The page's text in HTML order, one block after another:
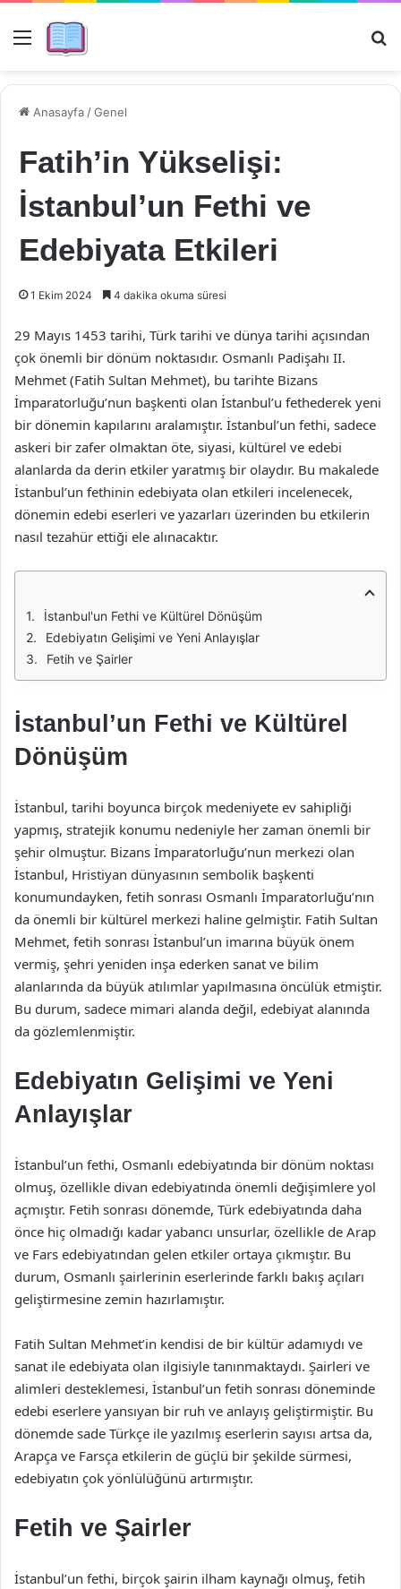
Menü
Anasayfa /Genel
Fatih’in Yükselişi:
İstanbul’un Fethi ve
Edebiyata Etkileri
1 Ekim 2024 4 dakika okuma süresi
29 Mayıs 1453 tarihi, Türk tarihi ve dünya tarihi açısından
çok önemli bir dönüm noktasıdır. Osmanlı Padişahı II.
Mehmet (Fatih Sultan Mehmet), bu tarihte Bizans
İmparatorluğu’nun başkenti olan İstanbul’u fethederek yeni
bir dönemin kapılarını aralamıştır. İstanbul’un fethi, sadece
askeri bir zafer olmaktan öte, siyasi, kültürel ve edebi
alanlarda da derin etkiler yaratmış bir olaydır. Bu makalede
İstanbul’un fethinin edebiyata olan etkileri incelenecek,
dönemin edebi eserleri ve yazarları üzerinden bu etkilerin
nasıl tezahür ettiği ele alınacaktır.
İstanbul'un Fethi ve Kültürel Dönüşüm
Edebiyatın Gelişimi ve Yeni Anlayışlar
Fetih ve Şairler
İstanbul’un Fethi ve Kültürel
Dönüşüm
İstanbul, tarihi boyunca birçok medeniyete ev sahipliği
yapmış, stratejik konumu nedeniyle her zaman önemli bir
şehir olmuştur. Bizans İmparatorluğu’nun merkezi olan
İstanbul, Hristiyan dünyasının sembolik başkenti
konumundayken, fetih sonrası Osmanlı İmparatorluğu’nın
da önemli bir kültürel merkezi haline gelmiştir. Fatih Sultan
Mehmet, fetih sonrası İstanbul’un imarına büyük önem
vermiş, şehri yeniden inşa ederken sanat ve bilim
alanlarında da büyük atılımlar yapılmasına öncülük etmiştir.
Bu durum, sadece mimari alanda değil, edebiyat alanında
da gözlemlenmiştir.
Edebiyatın Gelişimi ve Yeni
Anlayışlar
İstanbul’un fethi, Osmanlı edebiyatında bir dönüm noktası
olmuş, özellikle divan edebiyatında önemli değişimlere yol
açmıştır. Fetih sonrası dönemde, Türk edebiyatında daha
önce hiç olmadığı kadar yabancı unsurlar, özellikle de Arap
ve Fars edebiyatından gelen etkiler ortaya çıkmıştır. Bu
durum, Osmanlı şairlerinin eserlerinde farklı bakış açıları
geliştirmesine zemin hazırlamıştır.
Fatih Sultan Mehmet’in kendisi de bir kültür adamıydı ve
sanat ile edebiyata olan ilgisiyle tanınmaktaydı. Şairleri ve
alimleri desteklemesi, İstanbul’un fetih sonrası döneminde
edebi eserlere yansıyan bir ruh ve anlayış geliştirmiştir. Bu
dönemde sade Türkçe ile yazılmış eserlerin sayısı artsa da,
Arapça ve Farsça etkilerin de güçlü bir şekilde sürmesi,
edebiyatın çok yönlülüğünü artırmıştır.
Fetih ve Şairler
İstanbul’un fethi, birçok şairin ilham kaynağı olmuş, fetih